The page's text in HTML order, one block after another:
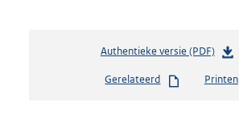
Authentieke versie (PDF)b
s
Gerelateerd Printen